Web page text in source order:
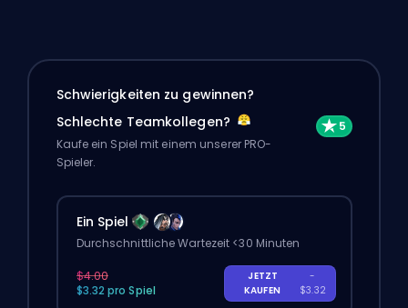
Schwierigkeiten zu gewinnen?
Schlechte Teamkollegen?
Kaufe ein Spiel mit einem unserer PRO-
Spieler.
Ein Spiel
Durchschnittliche Wartezeit <30 Minuten
$4.00
$3.32 pro Spiel
JETZT
KAUFEN
-
$3.32